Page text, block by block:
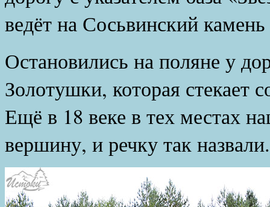
ведёт на Сосьвинский
Остановились на поляне у
Золотушки, которая стекает
Ещё в 18 веке в тех местах
вершину, и речку так назвали.